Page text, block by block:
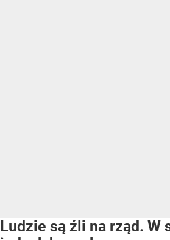
Ludzie są źli na rząd. W